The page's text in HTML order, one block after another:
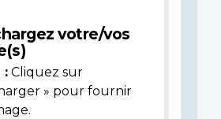
votre/vos
: Cliquez sur
» pour fournir